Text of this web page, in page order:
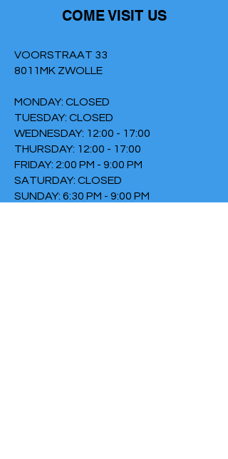
COME VISIT US
VOORSTRAAT 33
8011MK ZWOLLE
MONDAY: CLOSED
TUESDAY: CLOSED
WEDNESDAY: 12:00 - 17:00
THURSDAY: 12:00 - 17:00
FRIDAY: 2:00 PM - 9:00 PM
SATURDAY: CLOSED
SUNDAY: 6:30 PM - 9:00 PM